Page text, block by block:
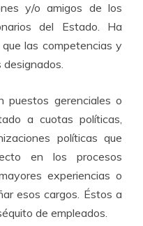
y/o amigos de los
del Estado. Ha
las competencias y
puestos gerenciales o
a cuotas políticas,
políticas que
en los procesos
experiencias o
esos cargos. Éstos a
de empleados.